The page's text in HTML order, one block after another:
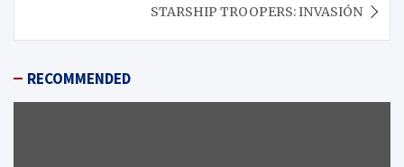
STARSHIP TROOPERS: INVASIÓN
RECOMMENDED